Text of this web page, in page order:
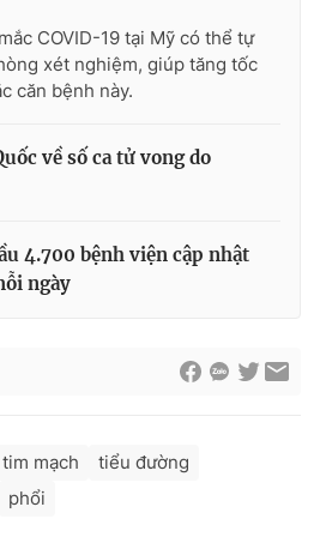
hình Việt Nam
in và báo điện tử số 483/GP-BTTTT
Thị Mỹ Hạnh, Phạm Quốc Thắng,
COVID-19 tại Mỹ có thể tự
xét nghiệm, giúp tăng tốc
căn bệnh này.
về số ca tử vong do
4.700 bệnh viện cập nhật
ngày
tim mạch
tiểu đường
phổi